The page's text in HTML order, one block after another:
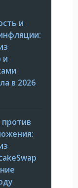
и
и
в 2026